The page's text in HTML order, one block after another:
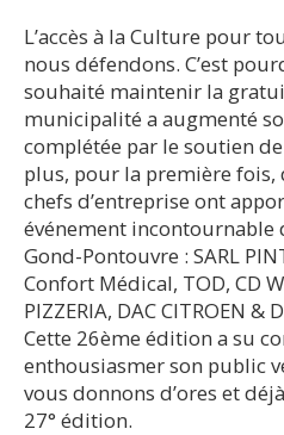
L’accès à la Culture pour
nous défendons. C’est
souhaité maintenir la
municipalité a augmenté
complétée par le soutien
plus, pour la première fois,
chefs d’entreprise ont
événement incontournable
Gond-Pontouvre : SARL
Confort Médical, TOD, CD
PIZZERIA, DAC CITROEN &
Cette 26ème édition a su
enthousiasmer son public
vous donnons d’ores et
27° édition.